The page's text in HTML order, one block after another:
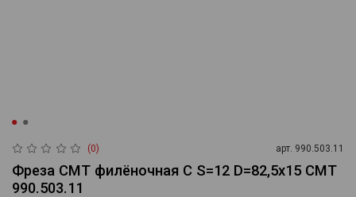
(0) арт. 990.503.11
Фреза СМТ филёночная C S=12 D=82,5x15 CMT
990.503.11